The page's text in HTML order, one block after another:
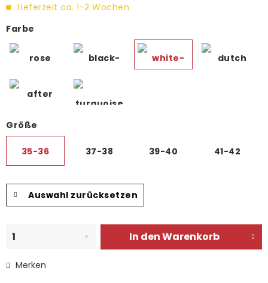
Lieferzeit ca. 1-2 Wochen
Farbe
Größe
35-36 37-38 39-40 41-42
Auswahl zurücksetzen
In denWarenkorb
Merken